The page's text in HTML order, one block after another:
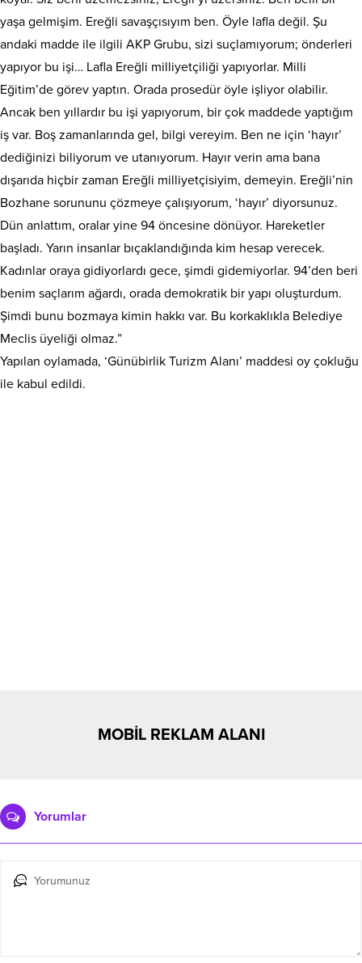
yaşa gelmişim. Ereğli savaşçısıyım ben. Öyle lafla değil. Şu
andaki madde ile ilgili AKP Grubu, sizi suçlamıyorum; önderleri
yapıyor bu işi… Lafla Ereğli milliyetçiliği yapıyorlar. Milli
Eğitim’de görev yaptın. Orada prosedür öyle işliyor olabilir.
Ancak ben yıllardır bu işi yapıyorum, bir çok maddede yaptığım
iş var. Boş zamanlarında gel, bilgi vereyim. Ben ne için ‘hayır’
dediğinizi biliyorum ve utanıyorum. Hayır verin ama bana
dışarıda hiçbir zaman Ereğli milliyetçisiyim, demeyin. Ereğli’nin
Bozhane sorununu çözmeye çalışıyorum, ‘hayır’ diyorsunuz.
Dün anlattım, oralar yine 94 öncesine dönüyor. Hareketler
başladı. Yarın insanlar bıçaklandığında kim hesap verecek.
Kadınlar oraya gidiyorlardı gece, şimdi gidemiyorlar. 94’den beri
benim saçlarım ağardı, orada demokratik bir yapı oluşturdum.
Şimdi bunu bozmaya kimin hakkı var. Bu korkaklıkla Belediye
Meclis üyeliği olmaz.”
Yapılan oylamada, ‘Günübirlik Turizm Alanı’ maddesi oy çokluğu
ile kabul edildi.
MOBİL REKLAM ALANI
Yorumlar